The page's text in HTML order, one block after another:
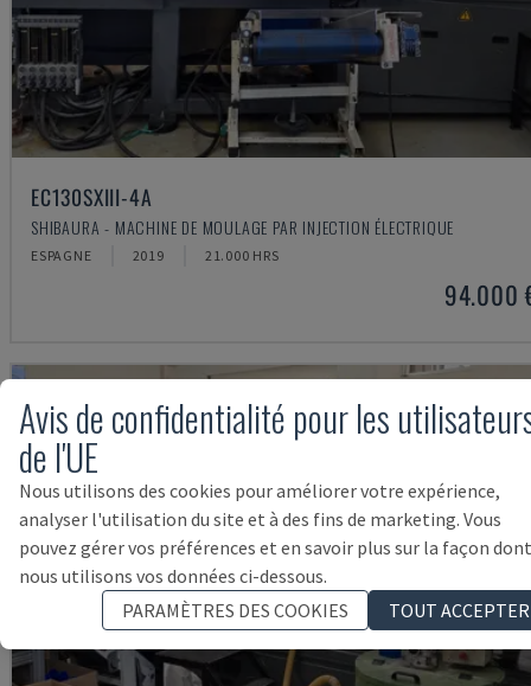
EC130SXIII-4A
SHIBAURA - MACHINE DE MOULAGE PAR INJECTION ÉLECTRIQUE
ESPAGNE 2019 21.000 HRS
94.000
Avis de confidentialité pour les
de l'UE
Nous utilisons des cookies pour améliorer votre expérience,
analyser l'utilisation du site et à des fins de marketing. Vous
pouvez gérer vos préférences et en savoir plus sur la façon dont
nous utilisons vos données ci-dessous.
PARAMÈTRES DES COOKIES
TOUT ACCEPTER